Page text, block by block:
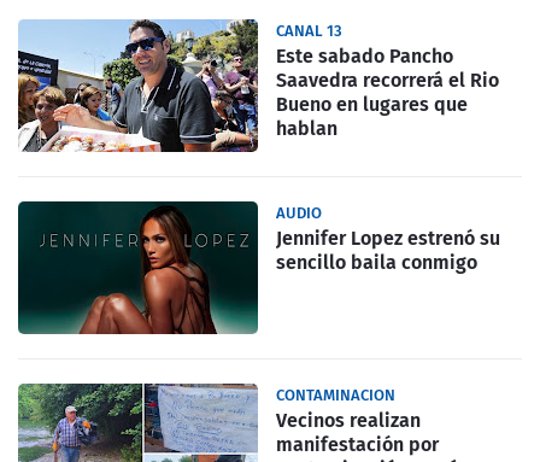
CANAL 13
Este sabado Pancho
Saavedra recorrerá el Rio
Bueno en lugares que
hablan
AUDIO
Jennifer Lopez estrenó su
sencillo baila conmigo
CONTAMINACION
Vecinos realizan
manifestación por